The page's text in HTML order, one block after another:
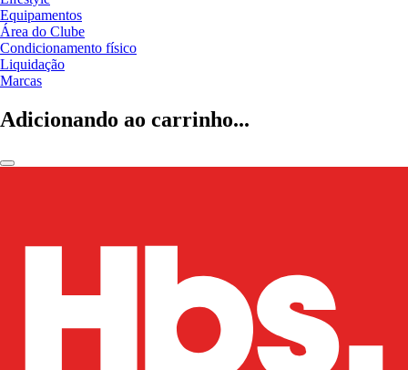
Equipamentos
Área do Clube
Condicionamento físico
Liquidação
Marcas
Adicionando ao carrinho...